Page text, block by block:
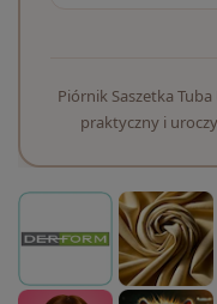
Piórnik Saszetka
praktyczny i